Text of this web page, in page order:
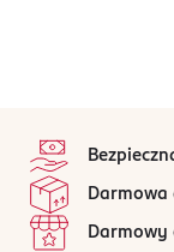
Darmowa